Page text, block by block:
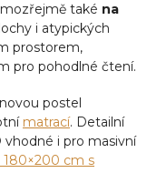
také na
i atypických
prostorem,
pro pohodlné čtení.
postel
matrací. Detailní
i pro masivní
180×200 cm s